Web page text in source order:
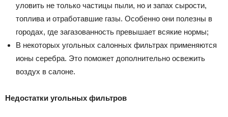
уловить не только частицы пыли, но и запах сырости,
топлива и отработавшие газы. Особенно они полезны в
городах, где загазованность превышает всякие нормы;
В некоторых угольных салонных фильтрах применяются
ионы серебра. Это поможет дополнительно освежить
воздух в салоне.
Недостатки угольных фильтров